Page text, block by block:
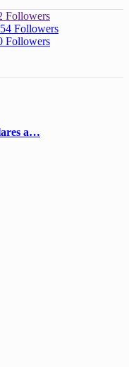
Followers
Followers
Followers
a…